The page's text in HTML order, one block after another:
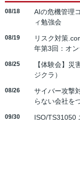
08/18
AIの危機管理
ィ勉強会
08/19
リスク対策
年第3回：オン
08/25
【体験会】
ジクラ）
08/26
サイバー攻撃
らない会社を
09/30 ISO/TS31050